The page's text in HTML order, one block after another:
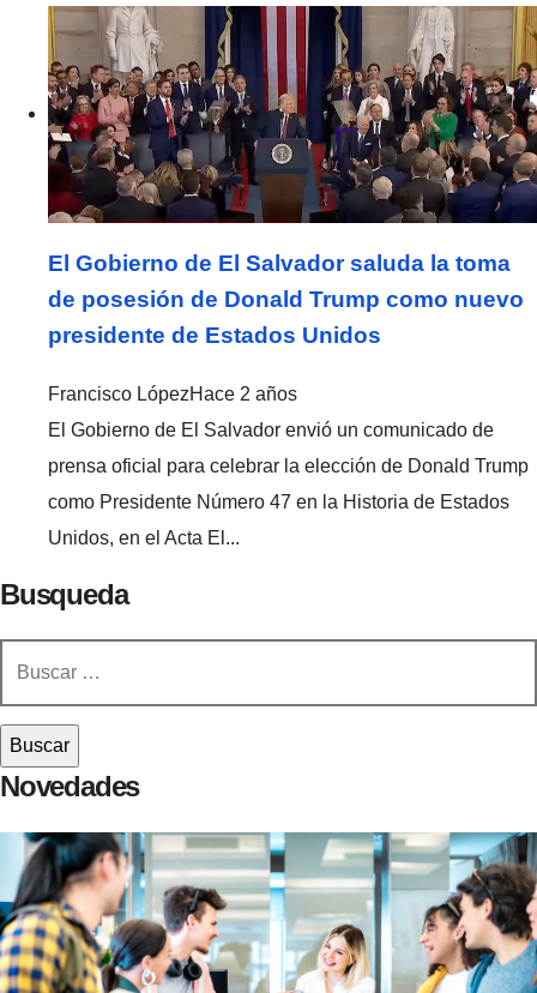
El Gobierno de El Salvador saluda la toma
de posesión de Donald Trump como nuevo
presidente de Estados Unidos
Francisco LópezHace 2 años
El Gobierno de El Salvador envió un comunicado de
prensa oficial para celebrar la elección de Donald Trump
como Presidente Número 47 en la Historia de Estados
Unidos, en el Acta El...
Busqueda
Novedades